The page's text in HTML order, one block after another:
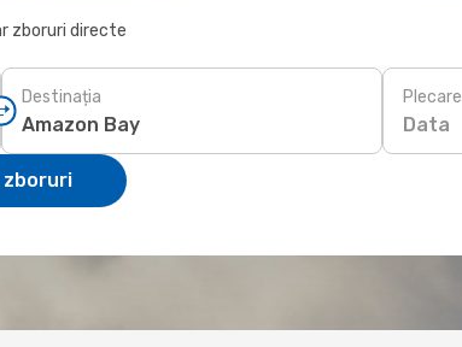
zboruri directe
Destinația Plecare
Data
zboruri